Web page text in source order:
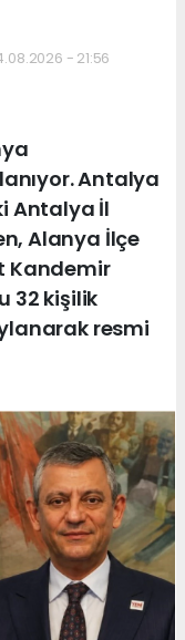
- 21:56
Antalya
Antalya İl
Alanya İlçe
Kandemir
32 kişilik
resmi